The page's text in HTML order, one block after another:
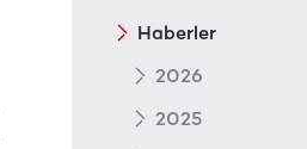
Haberler
2026
2025